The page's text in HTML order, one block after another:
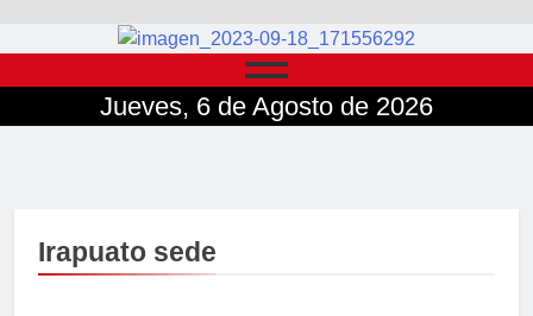
Jueves, 6 de Agosto de 2026
Irapuato sede